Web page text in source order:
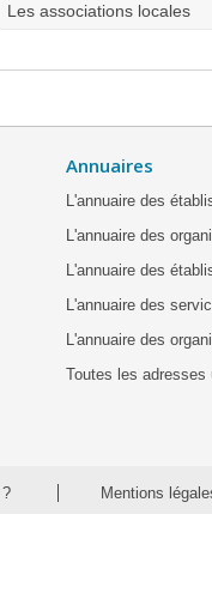
Les associations locales
Annuaires
L'annuaire des
L'annuaire des
L'annuaire des
L'annuaire des
L'annuaire des
Toutes les adresses
Mentions